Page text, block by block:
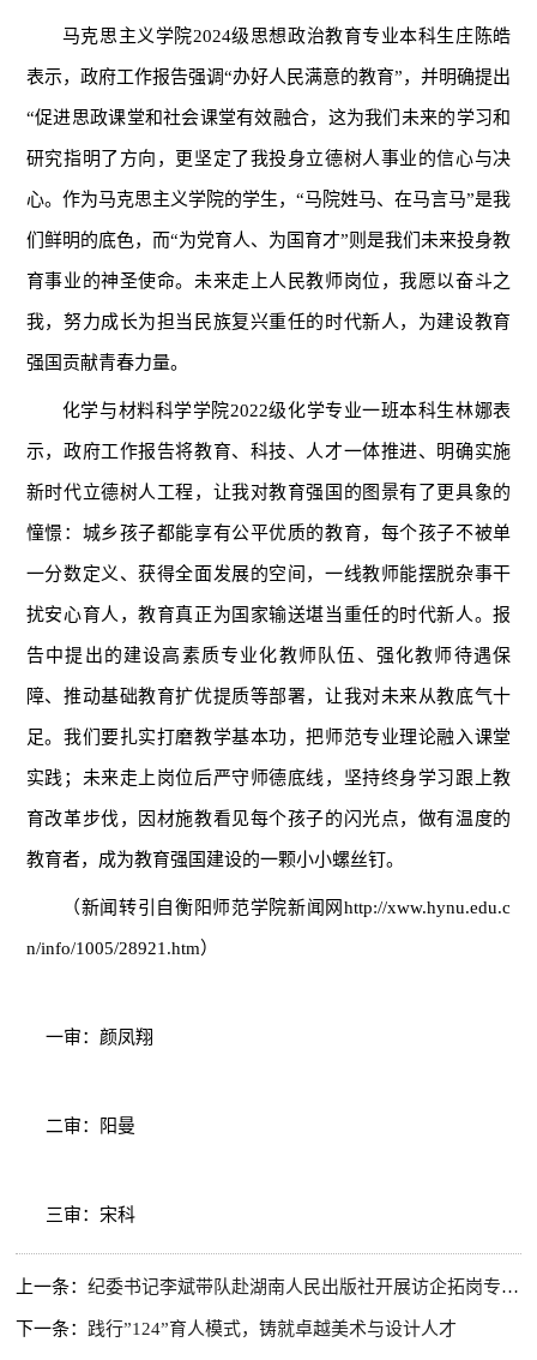
马克思主义学院2024级思想政治教育专业本科生庄陈皓
表示，政府工作报告强调“办好人民满意的教育”，并明确提出
“促进思政课堂和社会课堂有效融合，这为我们未来的学习和
研究指明了方向，更坚定了我投身立德树人事业的信心与决
心。作为马克思主义学院的学生，“马院姓马、在马言马”是我
们鲜明的底色，而“为党育人、为国育才”则是我们未来投身教
育事业的神圣使命。未来走上人民教师岗位，我愿以奋斗之
我，努力成长为担当民族复兴重任的时代新人，为建设教育
强国贡献青春力量。
化学与材料科学学院2022级化学专业一班本科生林娜表
示，政府工作报告将教育、科技、人才一体推进、明确实施
新时代立德树人工程，让我对教育强国的图景有了更具象的
憧憬：城乡孩子都能享有公平优质的教育，每个孩子不被单
一分数定义、获得全面发展的空间，一线教师能摆脱杂事干
扰安心育人，教育真正为国家输送堪当重任的时代新人。报
告中提出的建设高素质专业化教师队伍、强化教师待遇保
障、推动基础教育扩优提质等部署，让我对未来从教底气十
足。我们要扎实打磨教学基本功，把师范专业理论融入课堂
实践；未来走上岗位后严守师德底线，坚持终身学习跟上教
育改革步伐，因材施教看见每个孩子的闪光点，做有温度的
教育者，成为教育强国建设的一颗小小螺丝钉。
（新闻转引自衡阳师范学院新闻网http://xww.hynu.edu.c
n/info/1005/28921.htm）
一审：颜凤翔
二审：阳曼
三审：宋科
上一条：纪委书记李斌带队赴湖南人民出版社开展访企拓岗专项行动
下一条： 践行”124”育人模式，铸就卓越美术与设计人才